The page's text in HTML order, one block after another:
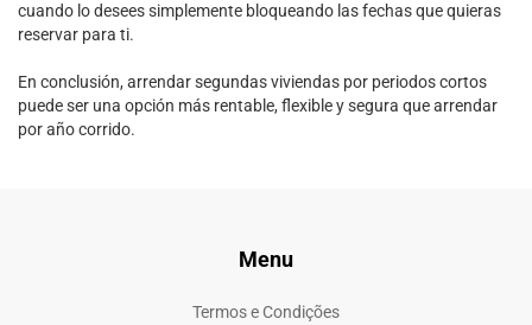
cuando lo desees simplemente bloqueando las fechas que quieras
reservar para ti.
En conclusión, arrendar segundas viviendas por periodos cortos
puede ser una opción más rentable, flexible y segura que arrendar
por año corrido.
Menu
Termos e Condições